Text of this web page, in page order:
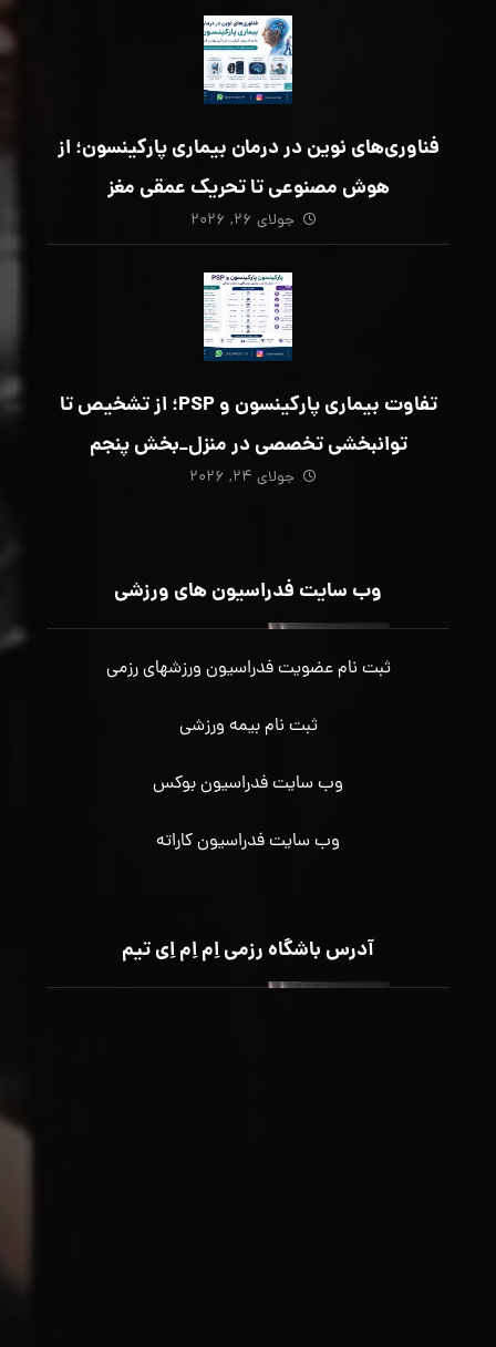
فناوری‌های نوین در درمان بیماری پارکینسون؛ از
هوش مصنوعی تا تحریک عمقی مغز
جولای ۲۶, ۲۰۲۶
تفاوت بیماری پارکینسون و PSP؛ از تشخیص تا
توانبخشی تخصصی در منزل_بخش پنجم
جولای ۲۴, ۲۰۲۶
وب سایت فدراسیون های ورزشی
ثبت نام عضویت فدراسیون ورزشهای رزمی
ثبت نام بیمه ورزشی
وب سایت فدراسیون بوکس
وب سایت فدراسیون کاراته
آدرس باشگاه رزمی اِم اِم اِی تیم